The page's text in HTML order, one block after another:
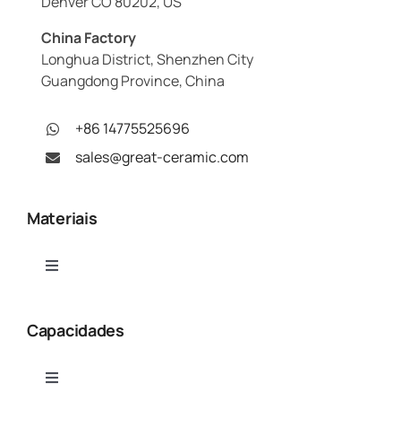
China Factory
Longhua District, Shenzhen City
Guangdong Province, China
+86 14775525696
sales@great-ceramic.com
Materiais
Toggle
Nitreto de alumínio (AlN)
Capacidades
Toggle